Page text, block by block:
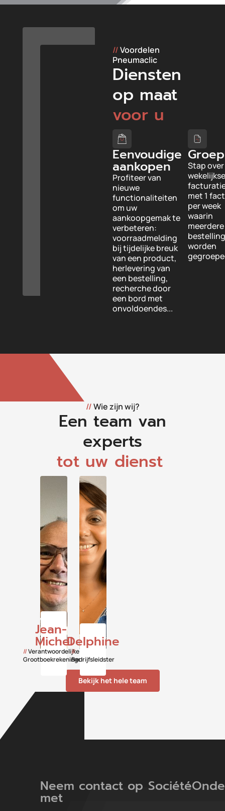
//Voordelen
Pneumaclic
Diensten
op maat
voor u
Eenvoudige
aankopen
Profiteer van
nieuwe
functionaliteiten
om uw
aankoopgemak te
verbeteren:
voorraadmelding
bij tijdelijke breuk
van een product,
herlevering van
een bestelling,
recherche door
een bord met
onvoldoendes...
Groep
Stap
wekelijkse
met 1
per week
waarin
meerdere
worden
//Wie zijn wij?
Een team van
experts
tot uw dienst
Jean-
Michel
//Verantwoordelijke
Grootboekrekeningen
Delphine
//
Bedrijfsleidster
Bekijk het hele team
Neem contact op
met
Société